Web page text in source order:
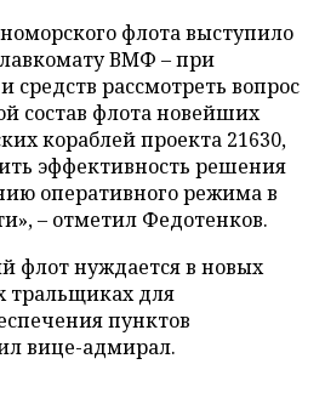
флота выступило
ВМФ –при
средств рассмотреть вопрос
состав флота новейших
кораблей проекта 21630,
эффективность решения
оперативного режима в
– отметил Федотенков.
флот нуждается в новых
тральщиках для
пунктов
вице-адмирал.